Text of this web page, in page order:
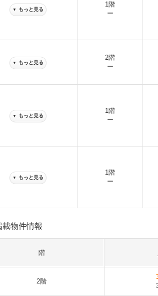
▼ もっと見る
1階
ー
▼ もっと見る
2階
ー
▼ もっと見る
1階
ー
▼ もっと見る
1階
ー
載物件情報
階
2階